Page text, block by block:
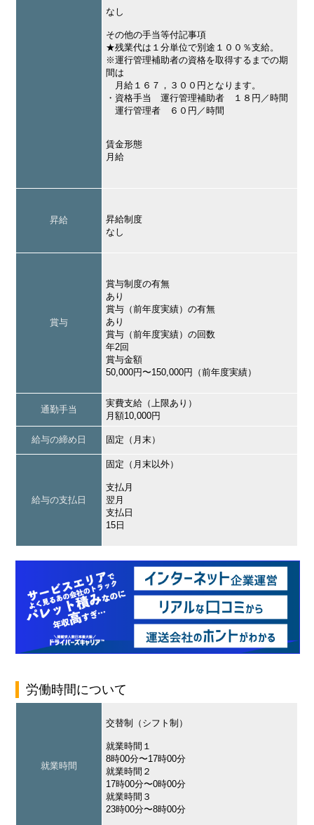
なし
その他の手当等付記事項
★残業代は１分単位で別途１００％支給。
※運行管理補助者の資格を取得するまでの期
間は
月給１６７，３００円となります。
・資格手当 運行管理補助者 １８円／時間
運行管理者 ６０円／時間
賃金形態
月給
昇給
昇給制度
なし
賞与
賞与制度の有無
あり
賞与（前年度実績）の有無
あり
賞与（前年度実績）の回数
年2回
賞与金額
50,000円〜150,000円（前年度実績）
通勤手当
実費支給（上限あり）
月額10,000円
給与の締め日 固定（月末）
給与の支払日
固定（月末以外）
支払月
翌月
支払日
15日
労働時間について
就業時間
交替制（シフト制）
就業時間１
8時00分〜17時00分
就業時間２
17時00分〜0時00分
就業時間３
23時00分〜8時00分